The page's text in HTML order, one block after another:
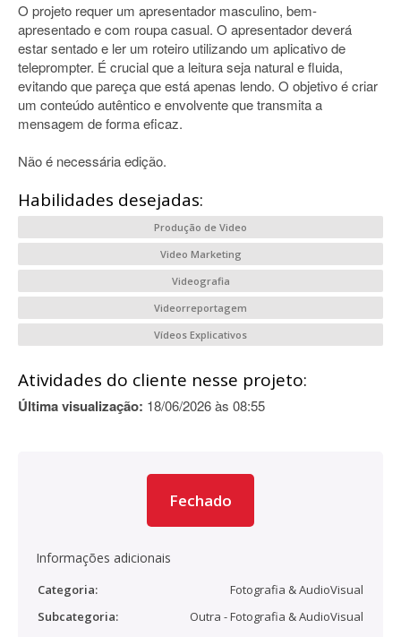
O projeto requer um apresentador masculino, bem-
apresentado e com roupa casual. O apresentador deverá
estar sentado e ler um roteiro utilizando um aplicativo de
teleprompter. É crucial que a leitura seja natural e fluida,
evitando que pareça que está apenas lendo. O objetivo é criar
um conteúdo autêntico e envolvente que transmita a
mensagem de forma eficaz.
Não é necessária edição.
Habilidades desejadas:
Produção de Video
Video Marketing
Videografia
Videorreportagem
Vídeos Explicativos
Atividades do cliente nesse projeto:
Última visualização: 18/06/2026 às 08:55
Fechado
Informações adicionais
Categoria:
Fotografia & AudioVisual
Subcategoria:
Outra - Fotografia & AudioVisual